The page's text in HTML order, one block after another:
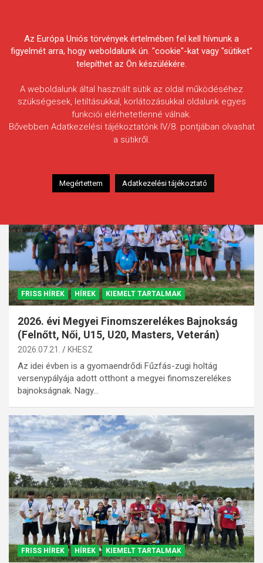
Egyesületek Szövetsége
Címke:
Megyei Finomszerelékes
FRISS HÍREK HÍREK KIEMELT TARTALMAK
2026. évi Megyei Finomszerelékes Bajnokság
(Felnőtt, Női, U15, U20, Masters, Veterán)
2026.07.21. KHESZ
Az idei évben is a gyomaendrődi Fűzfás-zugi holtág
versenypályája adott otthont a megyei finomszerelékes
bajnokságnak. Nagy…
FRISS HÍREK HÍREK KIEMELT TARTALMAK
Az Európa Uniós törvények értelmében fel kell hívnunk a
figyelmét arra, hogy weboldalunk ún. "cookie"-kat vagy "sütiket"
telepíthet az Ön készülékére.
A weboldalunk által használt sütik az oldal működéséhez
szükségesek, letiltásukkal, korlátozásukkal oldalunk egyes
funkciói elérhetetlenné válnak.
Bővebben Adatkezelési tájékoztatónk IV/8. pontjában olvashat
a sütikről.
Megértettem Adatkezelési tájékoztató